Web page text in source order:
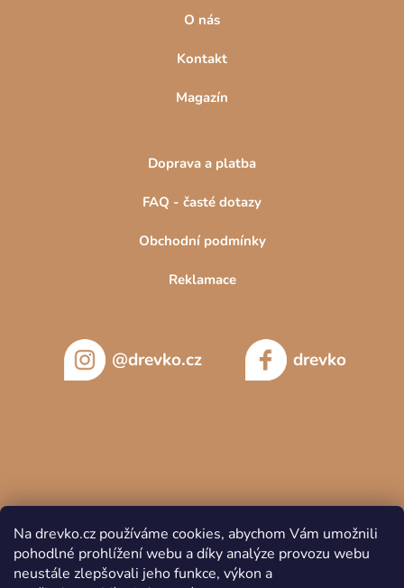
Na drevko.cz používáme cookies, abychom Vám umožnili
pohodlné prohlížení webu a díky analýze provozu webu
neustále zlepšovali jeho funkce, výkon a
O nás
Kontakt
Magazín
Doprava a platba
FAQ - časté dotazy
Obchodní podmínky
Reklamace
@drevko.cz drevko